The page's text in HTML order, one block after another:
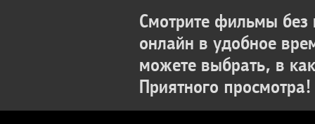
Смотрите фильмы без
онлайн в удобное
можете выбрать, в
Приятного просмотра!